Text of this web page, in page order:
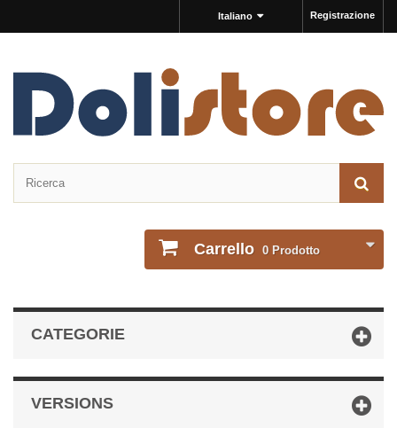
Registrazione
Italiano
Carrello 0 Prodotto
CATEGORIE
VERSIONS